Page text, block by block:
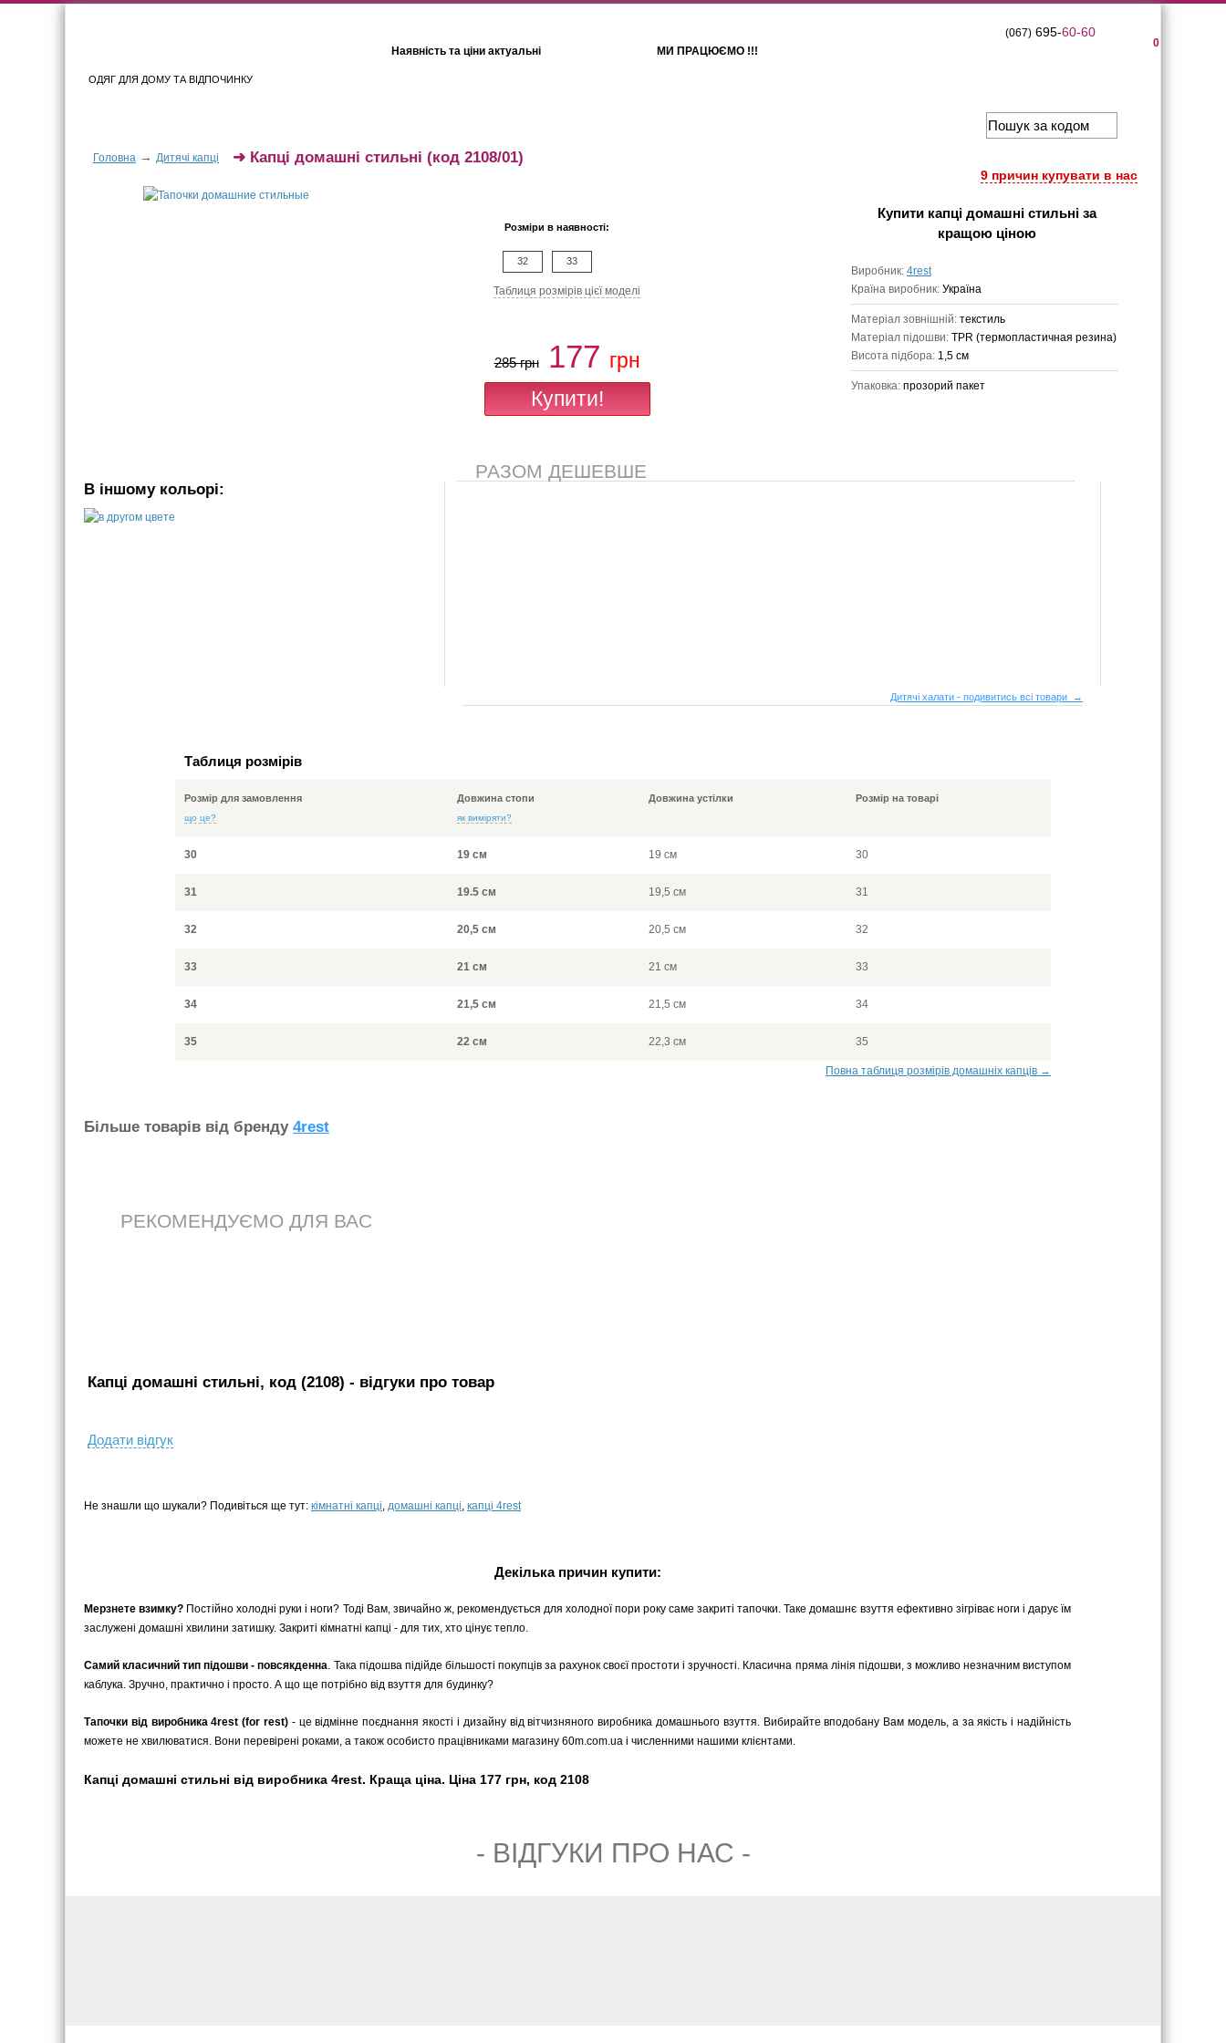
ОДЯГ ДЛЯ ДОМУ ТА ВІДПОЧИНКУ
Наявність та ціни актуальні МИ ПРАЦЮЄМО !!!
0
(067)695-60-60
Головна → Дитячі капці
9 причин купувати в нас
➜ Капці домашні стильні (код 2108/01)
Розміри в наявності:
32 33
Таблиця розмiрiв цiєї моделi
285 грн 177 грн
Купити капці домашні стильні за
кращою ціною
Виробник: 4rest
Країна виробник: Україна
Матеріал зовнішній: текстиль
Матеріал підошви: TPR (термопластичная резина)
Висота підбора: 1,5 см
Упаковка: прозорий пакет
В іншому кольорі:
РАЗОМ ДЕШЕВШЕ
Дитячі халати - подивитись всі товари →
Таблиця розмірів
Розмір для замовлення
що це?
Довжина стопи
як виміряти?
Довжина устілки Розмір на товарі
30 19 см 19 см 30
31 19.5 см 19,5 см 31
32 20,5 см 20,5 см 32
33 21 см 21 см 33
34 21,5 см 21,5 см 34
35 22 см 22,3 см 35
Повна таблиця розмірів домашніх капців →
Бiльше товарiв вiд бренду 4rest
РЕКОМЕНДУЄМО ДЛЯ ВАС
Капці домашні стильні, код (2108) - вiдгуки про товар
Додати вiдгук
Не знашли що шукали? Подивіться ще тут: кімнатні капці, домашні капці, капці 4rest
Декілька причин купити:
Мерзнете взимку? Постійно холодні руки і ноги? Тоді Вам, звичайно ж, рекомендується для холодної пори року саме закриті тапочки. Таке домашнє взуття ефективно зігріває ноги і дарує їм
заслужені домашні хвилини затишку. Закриті кімнатні капці - для тих, хто цінує тепло.
Самий класичний тип підошви - повсякденна. Така підошва підійде більшості покупців за рахунок своєї простоти і зручності. Класична пряма лінія підошви, з можливо незначним виступом
каблука. Зручно, практично і просто. А що ще потрібно від взуття для будинку?
Тапочки від виробника 4rest (for rest) - це відмінне поєднання якості і дизайну від вітчизняного виробника домашнього взуття. Вибирайте вподобану Вам модель, а за якість і надійність
можете не хвилюватися. Вони перевірені роками, а також особисто працівниками магазину 60m.com.ua і численними нашими клієнтами.
Капці домашні стильні від виробника 4rest. Краща ціна. Ціна 177 грн, код 2108
- ВIДГУКИ ПРО НАС -